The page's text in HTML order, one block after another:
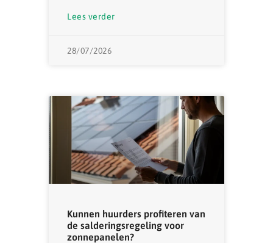
Lees verder
28/07/2026
Kunnen huurders profiteren van
de salderingsregeling voor
zonnepanelen?